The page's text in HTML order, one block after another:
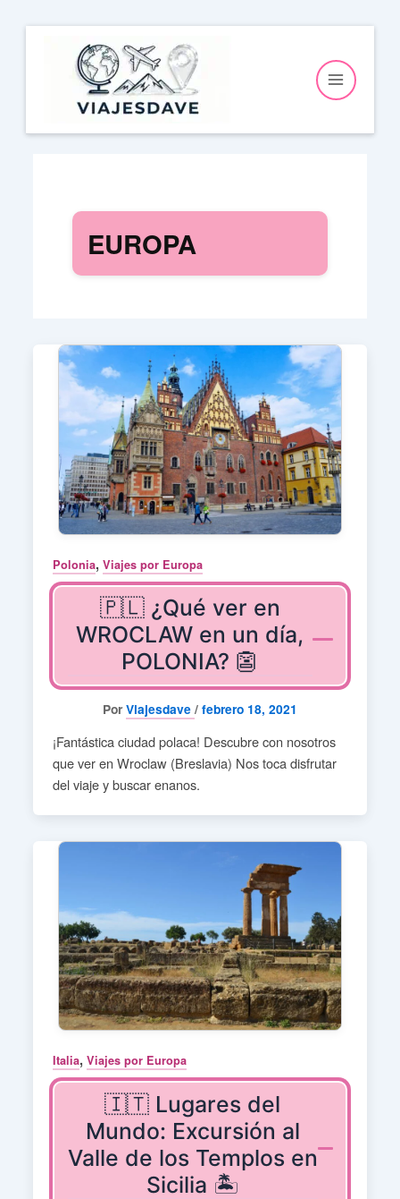
contenido
EUROPA
Polonia, Viajes por Europa
🇵🇱 ¿Qué ver en
WROCLAW en un día,
POLONIA? 👺
Por Viajesdave / febrero 18, 2021
¡Fantástica ciudad polaca! Descubre con nosotros
que ver en Wroclaw (Breslavia) Nos toca disfrutar
del viaje y buscar enanos.
Italia, Viajes por Europa
🇮🇹 Lugares del
Mundo: Excursión al
Valle de los Templos en
Sicilia 🏝️